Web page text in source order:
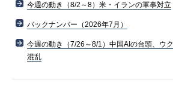
今週の動き（8/2～8）米・イランの軍事対立
バックナンバー（2026年7月）
今週の動き（7/26～8/1）中国AIの台頭、ウ
混乱